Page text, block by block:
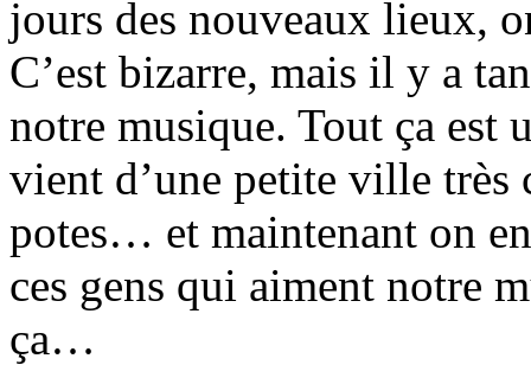
jours des nouveaux lieux,
C’est bizarre, mais il y a
notre musique. Tout ça est
vient d’une petite ville très
potes… et maintenant on
ces gens qui aiment notre
ça…